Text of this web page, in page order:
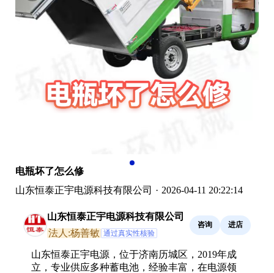
电瓶坏了怎么修
山东恒泰正宇电源科技有限公司 · 2026-04-11 20:22:14
山东恒泰正宇电源科技有限公司
法人:杨善敏 通过真实性核验
咨询 进店
山东恒泰正宇电源，位于济南历城区，2019年成
立，专业供应多种蓄电池，经验丰富，在电源领